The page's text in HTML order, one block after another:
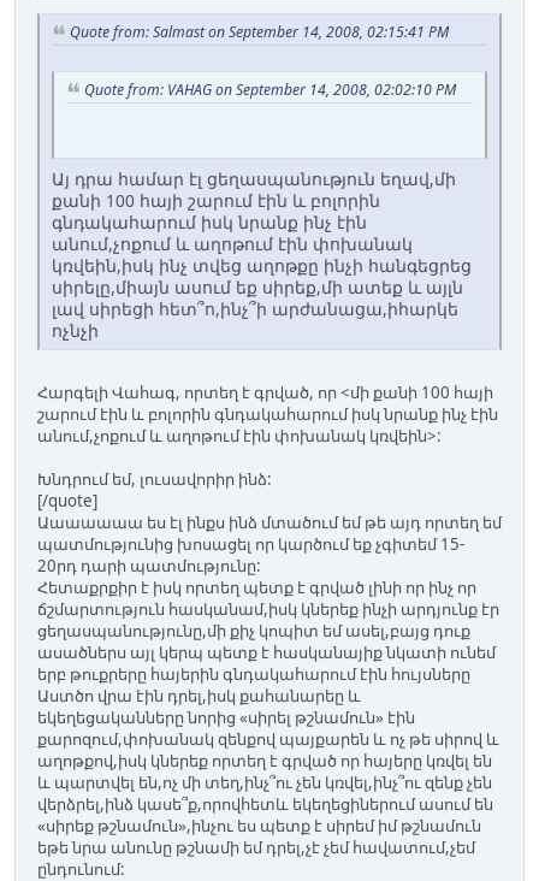
Quote from: Salmast on September 14, 2008, 02:15:41 PM
Quote from: VAHAG on September 14, 2008, 02:02:10 PM
Այ դրա համար էլ ցեղասպանություն եղավ,մի
քանի 100 հայի շարում էին և բոլորին
գնդակահարում իսկ նրանք ինչ էին
անում,չոքում և աղոթում էին փոխանակ
կռվեին,իսկ ինչ տվեց աղոթքը ինչի հանգեցրեց
սիրելը,միայն ասում եք սիրեք,մի ատեք և այլն
լավ սիրեցի հետ՞ո,ինչ՞ի արժանացա,իհարկե
ոչնչի
Հարգելի Վահագ, որտեղ է գրված, որ <մի քանի 100 հայի
շարում էին և բոլորին գնդակահարում իսկ նրանք ինչ էին
անում,չոքում և աղոթում էին փոխանակ կռվեին>:
Խնդրում եմ, լուսավորիր ինձ:
[/quote]
Աաաաաաա ես էլ ինքս ինձ մտածում եմ թե այդ որտեղ եմ
պատմությունից խոսացել որ կարծում եք չգիտեմ 15-
20րդ դարի պատմությունը:
Հետաքրքիր է իսկ որտեղ պետք է գրված լինի որ ինչ որ
ճշմարտություն հասկանամ,իսկ կներեք ինչի արդյունք էր
ցեղասպանությունը,մի քիչ կոպիտ եմ ասել,բայց դուք
ասածներս այլ կերպ պետք է հասկանայիք նկատի ունեմ
երբ թուքրերը հայերին գնդակահարում էին հույսները
Աստծո վրա էին դրել,իսկ քահանարեը և
եկեղեցականները նորից «սիրել թշնամուն» էին
քարոզում,փոխանակ զենքով պայքարեն և ոչ թե սիրով և
աղոթքով,իսկ կներեք որտեղ է գրված որ հայերը կռվել են
և պարտվել են,ոչ մի տեղ,ինչ՞ու չեն կռվել,ինչ՞ու զենք չեն
վերձրել,ինձ կասե՞ք,որովհետև եկեղեցիներում ասում են
«սիրեք թշնամուն»,ինչու ես պետք է սիրեմ իմ թշնամուն
եթե նրա անունը թշնամի եմ դրել,չէ չեմ հավատում,չեմ
ընդունում: